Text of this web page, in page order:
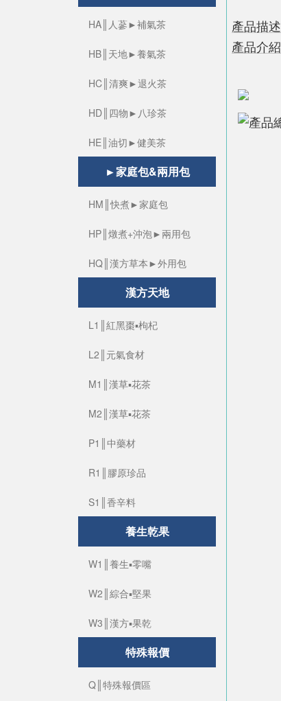
產品描述
產品介紹
HA║人蔘►補氣茶
HB║天地►養氣茶
HC║清爽►退火茶
HD║四物►八珍茶
HE║油切►健美茶
►家庭包&兩用包
HM║快煮►家庭包
HP║燉煮+沖泡►兩用包
HQ║漢方草本►外用包
漢方天地
L1║紅黑棗▪枸杞
L2║元氣食材
M1║漢草▪花茶
M2║漢草▪花茶
P1║中藥材
R1║膠原珍品
S1║香辛料
養生乾果
W1║養生▪零嘴
W2║綜合▪堅果
W3║漢方▪果乾
特殊報價
Q║特殊報價區